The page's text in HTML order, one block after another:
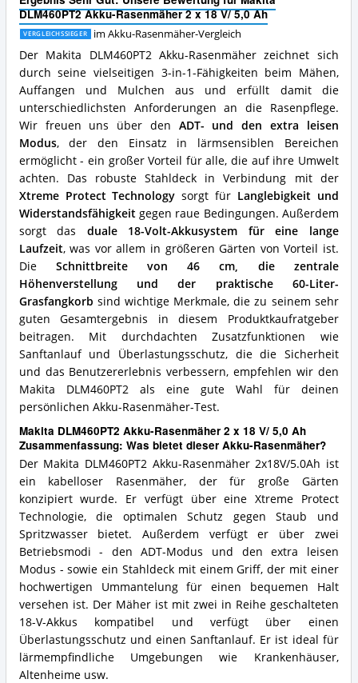
Rasenmäher
erhältlich?
DLM460PT2 Akku-Rasenmäher 2 x 18 V/ 5,0 Ah
VERGLEICHSSIEGER im Akku-Rasenmäher-Vergleich
Der Makita DLM460PT2 Akku-Rasenmäher zeichnet sich
durch seine vielseitigen 3-in-1-Fähigkeiten beim Mähen,
Auffangen und Mulchen aus und erfüllt damit die
unterschiedlichsten Anforderungen an die Rasenpflege.
Wir freuen uns über den ADT- und den extra leisen
Modus, der den Einsatz in lärmsensiblen Bereichen
ermöglicht - ein großer Vorteil für alle, die auf ihre Umwelt
achten. Das robuste Stahldeck in Verbindung mit der
Xtreme Protect Technology sorgt für Langlebigkeit und
Widerstandsfähigkeitgegen raue Bedingungen. Außerdem
sorgt das duale 18-Volt-Akkusystem für eine lange
Laufzeit, was vor allem in größeren Gärten von Vorteil ist.
Die Schnittbreite von 46 cm, die zentrale
Höhenverstellung und der praktische 60-Liter-
Grasfangkorb sind wichtige Merkmale, die zu seinem sehr
guten Gesamtergebnis in diesem Produktkaufratgeber
beitragen. Mit durchdachten Zusatzfunktionen wie
Sanftanlauf und Überlastungsschutz, die die Sicherheit
und das Benutzererlebnis verbessern, empfehlen wir den
Makita DLM460PT2 als eine gute Wahl für deinen
persönlichen Akku-Rasenmäher-Test.
Makita DLM460PT2 Akku-Rasenmäher 2 x 18 V/ 5,0 Ah
Zusammenfassung: Was bietet dieser Akku-Rasenmäher?
Der Makita DLM460PT2 Akku-Rasenmäher 2x18V/5.0Ah ist
ein kabelloser Rasenmäher, der für große Gärten
konzipiert wurde. Er verfügt über eine Xtreme Protect
Technologie, die optimalen Schutz gegen Staub und
Spritzwasser bietet. Außerdem verfügt er über zwei
Betriebsmodi - den ADT-Modus und den extra leisen
Modus - sowie ein Stahldeck mit einem Griff, der mit einer
hochwertigen Ummantelung für einen bequemen Halt
versehen ist. Der Mäher ist mit zwei in Reihe geschalteten
18-V-Akkus kompatibel und verfügt über einen
Überlastungsschutz und einen Sanftanlauf. Er ist ideal für
lärmempfindliche Umgebungen wie Krankenhäuser,
Altenheime usw.
2
x
18
V/
5,0
Ah
Vorteile:
Was
spricht
für
diesen
Akku-
Rasenmäher?